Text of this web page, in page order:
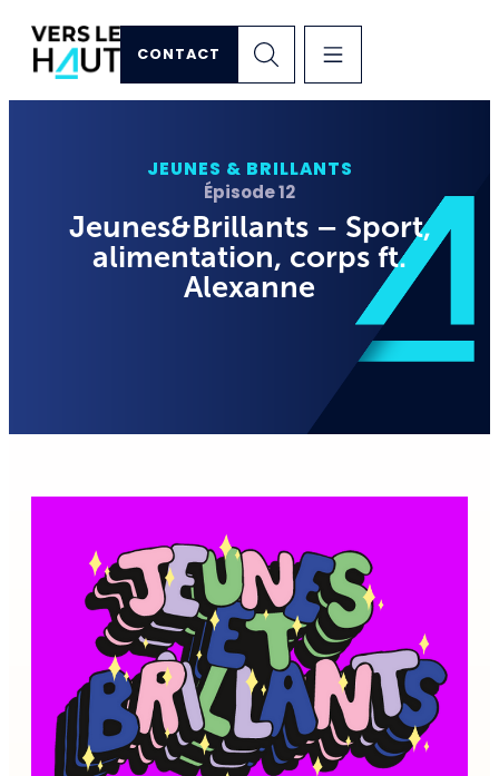
CONTACT
JEUNES & BRILLANTS
Épisode 12
Jeunes&Brillants – Sport,
alimentation, corps ft.
Alexanne